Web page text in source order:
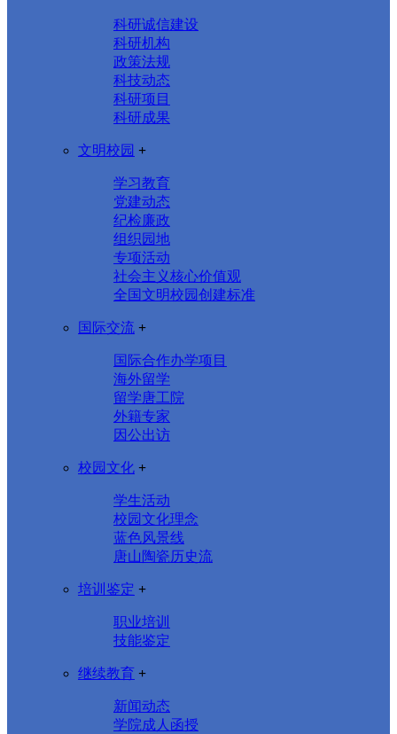
科研诚信建设
科研机构
政策法规
科技动态
科研项目
科研成果
文明校园 +
学习教育
党建动态
纪检廉政
组织园地
专项活动
社会主义核心价值观
全国文明校园创建标准
国际交流 +
国际合作办学项目
海外留学
留学唐工院
外籍专家
因公出访
校园文化 +
学生活动
校园文化理念
蓝色风景线
唐山陶瓷历史流
培训鉴定 +
职业培训
技能鉴定
继续教育 +
新闻动态
学院成人函授